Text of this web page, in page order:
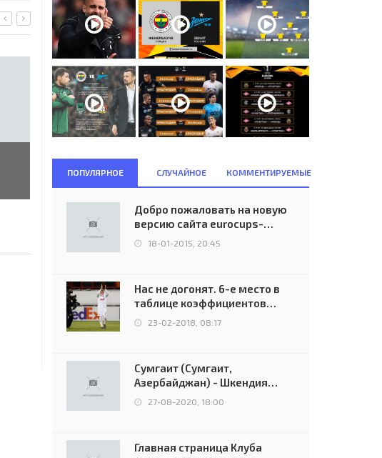
32. A.G.F. Århus (DEN) - Sevilla
Futbol Club S.A.D. (ESP)..
Paris Saint-Germain (FRA) 0:4..
18-авг, 22:45
ПОПУЛЯРНОЕ СЛУЧАЙНОЕ КОММЕНТИРУЕМЫЕ
Добро пожаловать на новую
версию сайта eurocups-
uefa.ru
18-01-2015, 20:45
Нас не догонят. 6-е место в
таблице коэффициентов
УЕФА остаётся за Россией
23-02-2018, 08:17
Сумгаит (Сумгаит,
Азербайджан) - Шкендия
(Тетово, Северная
Македония) - 0:2 (0:0)
27-08-2020, 18:00
Главная страница Клуба